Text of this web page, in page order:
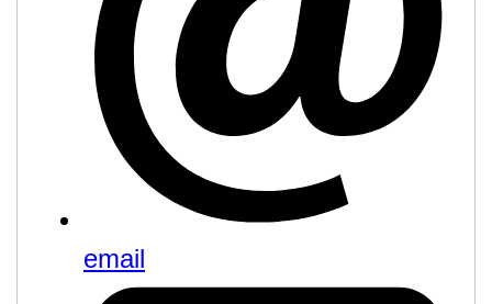
email